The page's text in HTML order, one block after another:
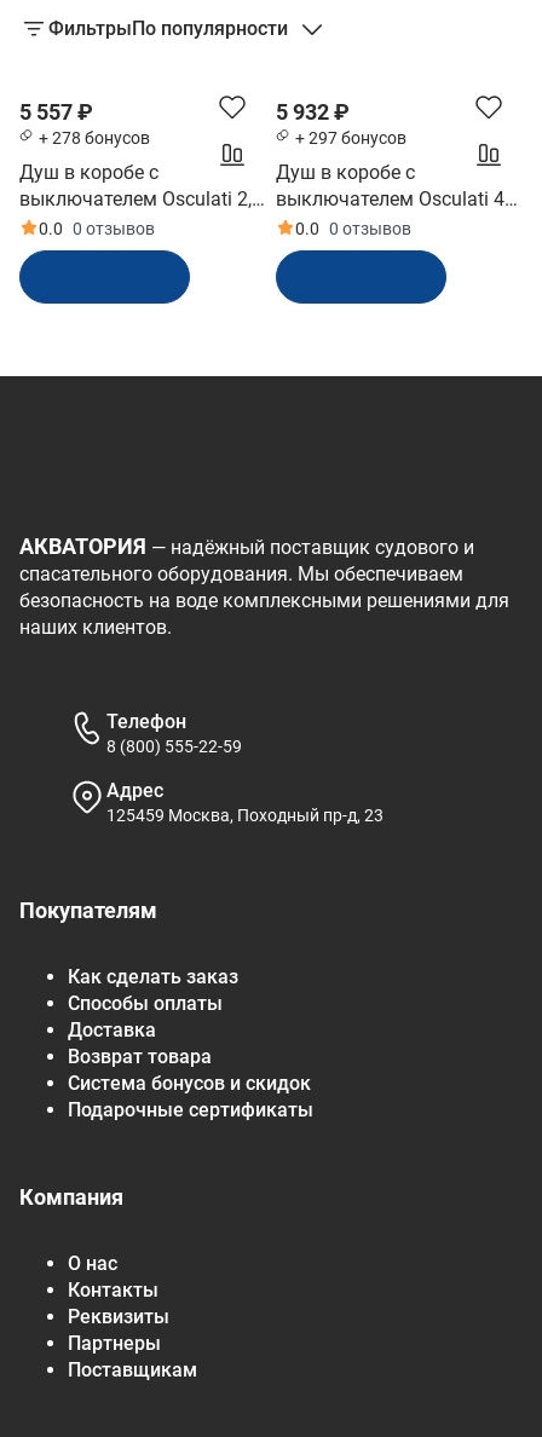
ФильтрыПо популярности
5 557 ₽
+ 278 бонусов
Душ в коробе с
выключателем Osculati 2,5
м (10236352)
0.0 0 отзывов
5 932 ₽
+ 297 бонусов
Душ в коробе с
выключателем Osculati 4
м (10242120)
0.0 0 отзывов
АКВАТОРИЯ — надёжный поставщик судового и
спасательного оборудования. Мы обеспечиваем
безопасность на воде комплексными решениями для
наших клиентов.
Покупателям
Как сделать заказ
Способы оплаты
Доставка
Возврат товара
Система бонусов и скидок
Подарочные сертификаты
Компания
О нас
Контакты
Реквизиты
Партнеры
Поставщикам
Телефон
8 (800) 555-22-59
Адрес
125459 Москва, Походный пр-д, 23